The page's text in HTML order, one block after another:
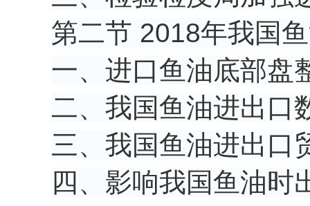
第二节 2018年我国
一、进口鱼油底部盘
二、我国鱼油进出口
三、我国鱼油进出口
四、影响我国鱼油时